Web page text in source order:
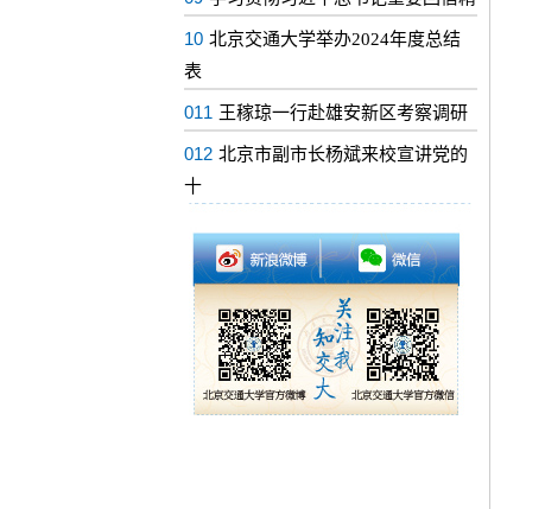
10 北京交通大学举办2024年度总结
表
011 王稼琼一行赴雄安新区考察调研
012 北京市副市长杨斌来校宣讲党的
十